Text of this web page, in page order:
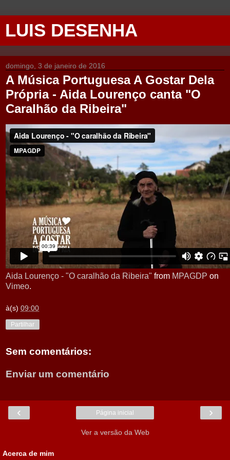
LUIS DESENHA
domingo, 3 de janeiro de 2016
A Música Portuguesa A Gostar Dela
Própria - Aida Lourenço canta "O
Caralhão da Ribeira"
Aida Lourenço - "O caralhão da Ribeira" from MPAGDP on
Vimeo.
à(s) 09:00
Partilhar
Sem comentários:
Enviar um comentário
‹ ›
Página inicial
Ver a versão da Web
Acerca de mim